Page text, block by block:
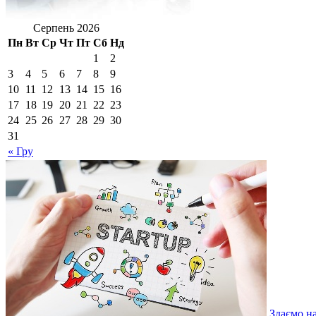
Серпень 2026
Пн Вт Ср Чт Пт Сб Нд
« Гру
1
2
3
4 5 6 7 8
9
10 11 12 13 14 15 16
17 18 19 20 21 22 23
24 25 26 27 28 29 30
31